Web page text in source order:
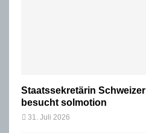
Staatssekretärin Schweizer
besucht solmotion
31. Juli 2026